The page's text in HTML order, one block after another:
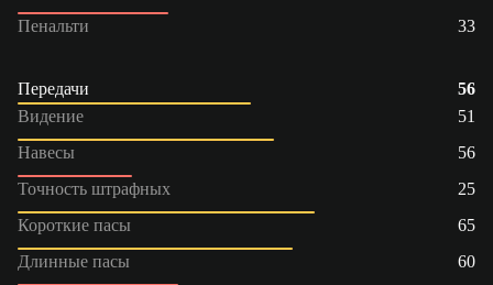
Пенальти
33
Передачи
56
Видение
51
Навесы
56
Точность штрафных
25
Короткие пасы
65
Длинные пасы
60